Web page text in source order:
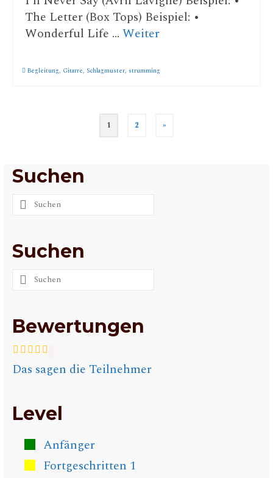
The Letter (Box Tops) Beispiel: •
Wonderful Life … Weiter
Begleitung, Gitarre, Schlagmuster, strumming
Seitennummerierung
Beiträge
1 2 »
Suchen
Suchen
nach:
Suchen
Suchen
nach:
Bewertungen
Das sagen die Teilnehmer
Level
Anfänger
Fortgeschritten 1